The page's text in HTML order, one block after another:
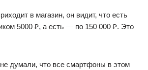
в магазин, он видит, что есть
5000 ₽, а есть — по 150 000 ₽. Это
думали, что все смартфоны в этом